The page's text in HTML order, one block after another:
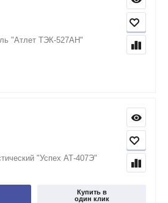
"Атлет ТЭК-527АН"
"Успех АТ-407Э"
Купить в
один клик